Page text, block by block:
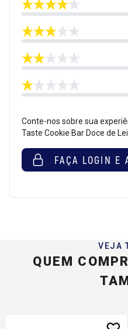
Conte-nos sobre sua
Taste Cookie Bar Doce de
FAÇA LOGIN E
VEJA
QUEM